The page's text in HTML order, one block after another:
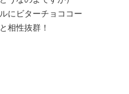
にビターチョココー
相性抜群！